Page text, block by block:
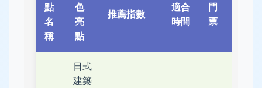
點
名
稱
色
亮
點
推薦指數
適合
時間
門
票
日式
建築